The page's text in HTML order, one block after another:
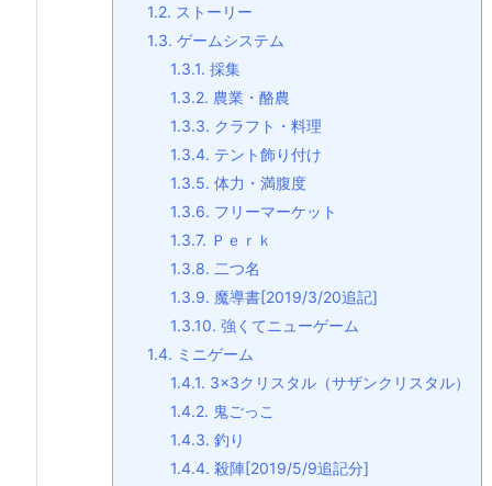
1.2. ストーリー
1.3. ゲームシステム
1.3.1. 採集
1.3.2. 農業・酪農
1.3.3. クラフト・料理
1.3.4. テント飾り付け
1.3.5. 体力・満腹度
1.3.6. フリーマーケット
1.3.7. Ｐｅｒｋ
1.3.8. 二つ名
1.3.9. 魔導書[2019/3/20追記]
1.3.10. 強くてニューゲーム
1.4. ミニゲーム
1.4.1. 3×3クリスタル（サザンクリスタル）
1.4.2. 鬼ごっこ
1.4.3. 釣り
1.4.4. 殺陣[2019/5/9追記分]